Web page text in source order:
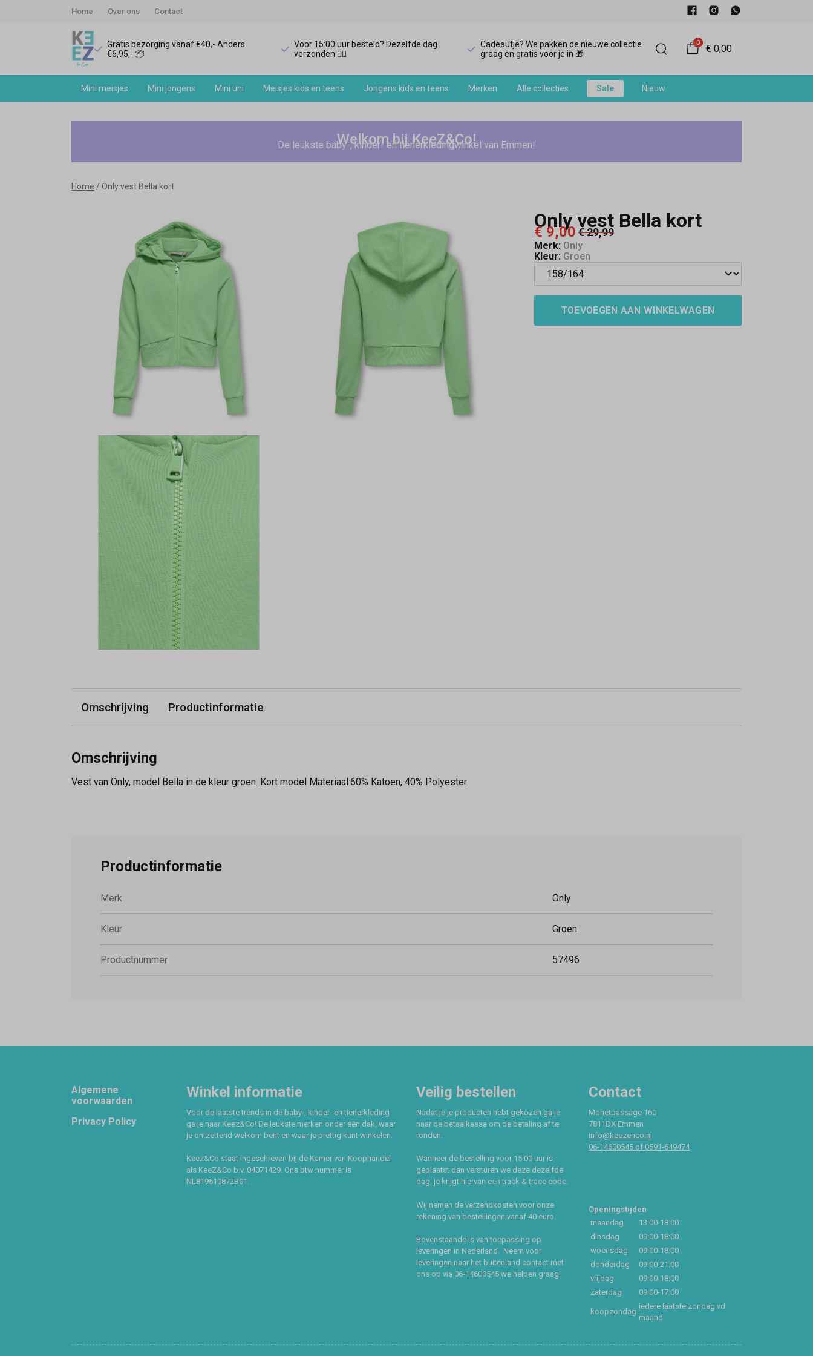
Home Over ons Contact
Gratis bezorging vanaf €40,- Anders
€6,95,- 📦
Voor 15:00 uur besteld? Dezelfde dag
verzonden 🏃‍♀️
Cadeautje? We pakken de nieuwe collectie
graag en gratis voor je in 🎁
0
€ 0,00
Mini meisjes Mini jongens Mini uni Meisjes kids en teens Jongens kids en teens Merken Alle collecties Sale Nieuw
Welkom bij KeeZ&Co!
De leukste baby-, kinder- en tienerkledingwinkel van Emmen!
Home Only vest Bella kort
Only vest Bella kort
€ 9,00 € 29,99
Merk: Only
Kleur: Groen
TOEVOEGEN AAN WINKELWAGEN
Omschrijving Productinformatie
Omschrijving
Vest van Only, model Bella in de kleur groen. Kort model Materiaal:60% Katoen, 40% Polyester
Productinformatie
Merk Only
Kleur Groen
Productnummer 57496
Footer
Algemene
voorwaarden
Privacy Policy
Winkel informatie
Voor de laatste trends in de baby-, kinder- en tienerkleding
ga je naar Keez&Co! De leukste merken onder één dak, waar
je ontzettend welkom bent en waar je prettig kunt winkelen.
Keez&Co staat ingeschreven bij de Kamer van Koophandel
als KeeZ&Co b.v. 04071429. Ons btw nummer is
NL819610872B01.
Veilig bestellen
Nadat je je producten hebt gekozen ga je
naar de betaalkassa om de betaling af te
ronden.
Wanneer de bestelling voor 15:00 uur is
geplaatst dan versturen we deze dezelfde
dag, je krijgt hiervan een track & trace code.
Wij nemen de verzendkosten voor onze
rekening van bestellingen vanaf 40 euro.
Bovenstaande is van toepassing op
leveringen in Nederland. Neem voor
leveringen naar het buitenland contact met
ons op via 06-14600545 we helpen graag!
Contact
Monetpassage 160
7811DX Emmen
info@keezenco.nl
06-14600545 of 0591-649474
Openingstijden
maandag
13:00-18:00
dinsdag
09:00-18:00
woensdag
09:00-18:00
donderdag
09:00-21:00
vrijdag
09:00-18:00
zaterdag
09:00-17:00
koopzondag
iedere laatste zondag vd
maand